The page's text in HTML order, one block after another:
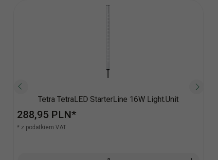
Tetra TetraLED StarterLine 16W Light.Unit
288,95 PLN*
* z podatkiem VAT